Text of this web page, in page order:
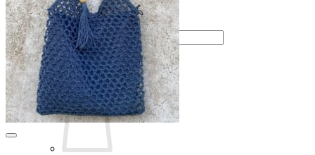
CONTACTO
Buscar por:
Acceder / Registrarse
Carrito /0,00€ 0